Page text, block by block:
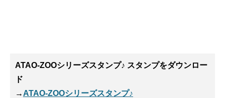
ATAO-ZOOシリーズスタンプ♪ スタンプをダウンロー
ド
→ ATAO-ZOOシリーズスタンプ♪